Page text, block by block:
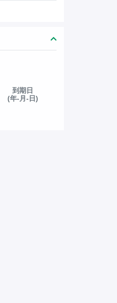
到期日
(年-月-日)